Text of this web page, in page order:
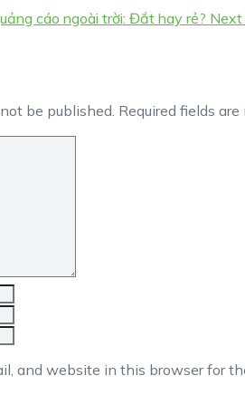
cáo ngoài trời: Đắt hay rẻ?
be published. Required fields
and website in this browser for